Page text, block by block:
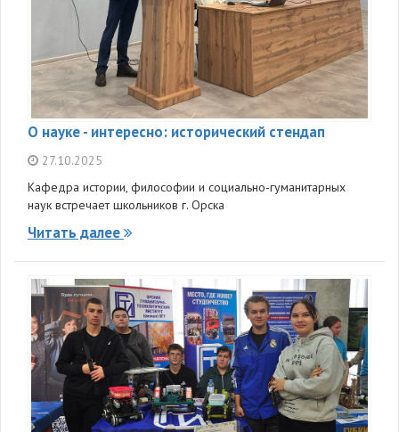
О науке - интересно: исторический стендап
27.10.2025
Кафедра истории, философии и социально-гуманитарных
наук встречает школьников г. Орска
Читать далее